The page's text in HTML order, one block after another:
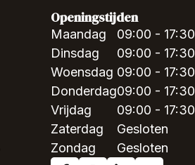
Openingstijden
Maandag
Dinsdag
Woensdag
Donderdag
Vrijdag
Zaterdag
Zondag
09:00 - 17:30
09:00 - 17:30
09:00 - 17:30
09:00 - 17:30
09:00 - 17:30
Gesloten
Gesloten